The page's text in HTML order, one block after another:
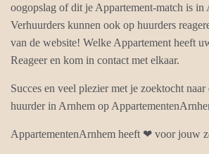
oogopslag of dit je Appartement-match is in
Verhuurders kunnen ook op huurders
van de website! Welke Appartement heeft
Reageer en kom in contact met elkaar.
Succes en veel plezier met je zoektocht
huurder in Arnhem op
AppartementenArnhem heeft ❤ voor jouw